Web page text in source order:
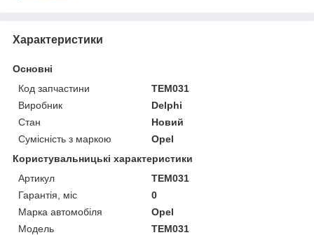
Характеристики
Основні
Код запчастини
TEM031
Виробник
Delphi
Стан
Новий
Сумісність з маркою
Opel
Користувальницькі характеристики
Артикул
TEM031
Гарантія, міс
0
Марка автомобіля
Opel
Мoдель
TEM031